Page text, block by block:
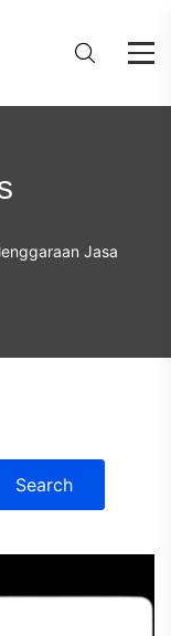
Jasa
Search